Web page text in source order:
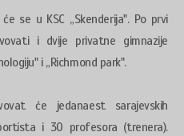
se u KSC „Skenderija". Po prvi
i dvije privatne gimnazije
i „Richmond park".
će jedanaest sarajevskih
i 30 profesora (trenera).